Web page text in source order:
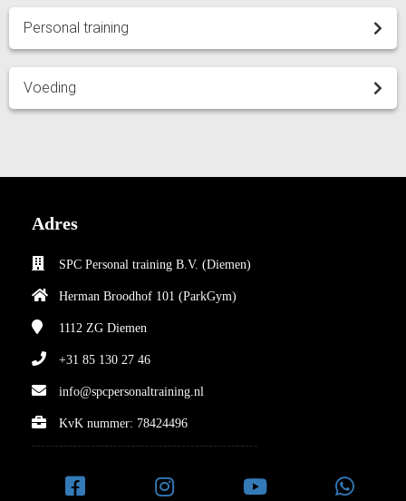
Personal training
Voeding
Adres
SPC Personal training B.V. (Diemen)
Herman Broodhof 101 (ParkGym)
1112 ZG Diemen
+31 85 130 27 46
info@spcpersonaltraining.nl
KvK nummer: 78424496
--------------------------------------------------